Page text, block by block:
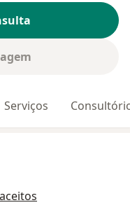
Serviços